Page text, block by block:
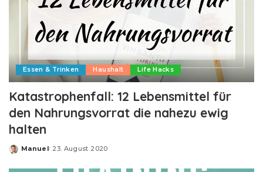
Essen & Trinken Haushalt Life Hacks
Katastrophenfall: 12 Lebensmittel für
den Nahrungsvorrat die nahezu ewig
halten
Posted
Manuel 23. August 2020